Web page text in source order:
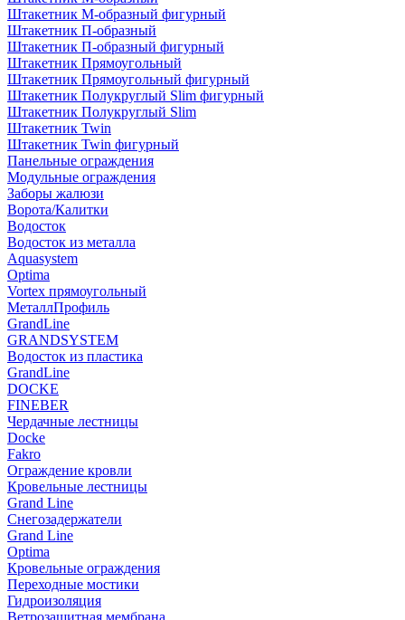
Штакетник М-образный фигурный
Штакетник П-образный
Штакетник П-образный фигурный
Штакетник Прямоугольный
Штакетник Прямоугольный фигурный
Штакетник Полукруглый Slim фигурный
Штакетник Полукруглый Slim
Штакетник Twin
Штакетник Twin фигурный
Панельные ограждения
Модульные ограждения
Заборы жалюзи
Ворота/Калитки
Водосток
Водосток из металла
Aquasystem
Optima
Vortex прямоугольный
МеталлПрофиль
GrandLine
GRANDSYSTEM
Водосток из пластика
GrandLine
DOCKE
FINEBER
Чердачные лестницы
Docke
Fakro
Ограждение кровли
Кровельные лестницы
Grand Line
Снегозадержатели
Grand Line
Optima
Кровельные ограждения
Переходные мостики
Гидроизоляция
Ветрозащитная мембрана